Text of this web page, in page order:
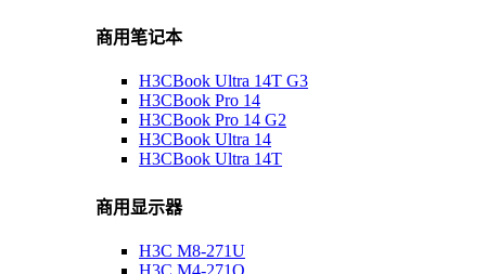
商用笔记本
H3CBook Ultra 14T G3
H3CBook Pro 14
H3CBook Pro 14 G2
H3CBook Ultra 14
H3CBook Ultra 14T
商用显示器
H3C M8-271U
H3C M4-271Q